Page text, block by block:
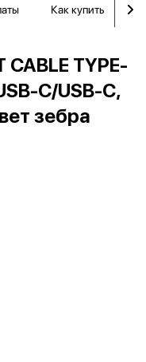
Как купить
TYPE-
C/USB-C,
зебра